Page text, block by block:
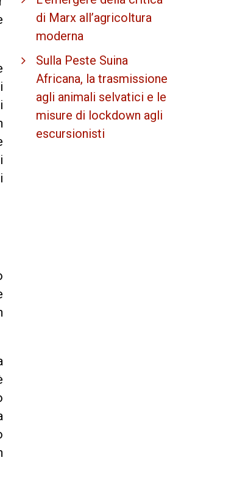
di Marx all’agricoltura
moderna
Sulla Peste Suina
Africana, la trasmissione
agli animali selvatici e le
misure di lockdown agli
escursionisti